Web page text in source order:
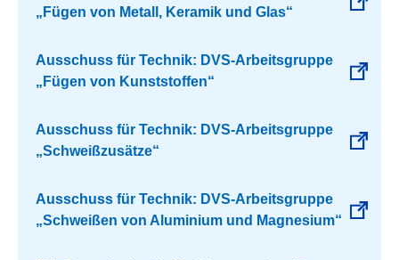
„Fügen von Metall, Keramik und Glas“
Ausschuss für Technik: DVS-Arbeitsgruppe
„Fügen von Kunststoffen“
Ausschuss für Technik: DVS-Arbeitsgruppe
„Schweißzusätze“
Ausschuss für Technik: DVS-Arbeitsgruppe
„Schweißen von Aluminium und Magnesium“